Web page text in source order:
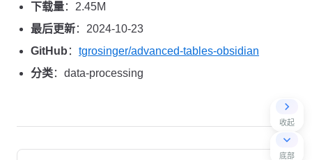
收起
底部
下载量：2.45M
最后更新：2024-10-23
GitHub ： tgrosinger/advanced-tables-obsidian
分类：data-processing
Pager